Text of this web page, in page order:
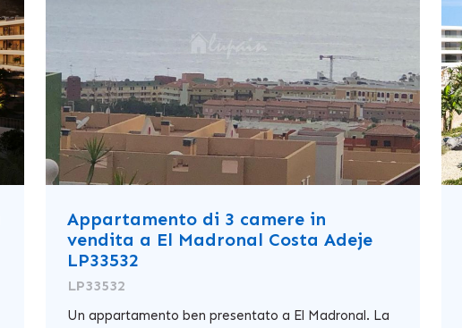
Appartamento di 3 camere in
vendita a El Madronal Costa Adeje
LP33532
LP33532
Un appartamento ben presentato a El Madronal. La